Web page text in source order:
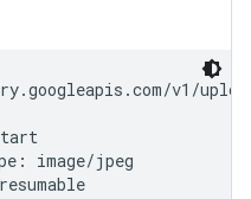
v1/
image/jpeg